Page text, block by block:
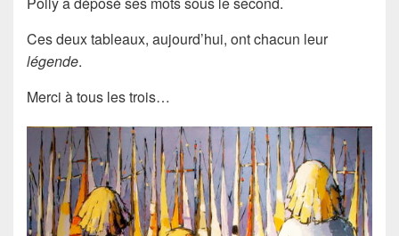
Ces deux tableaux, aujourd’hui, ont chacun leur
légende.
Merci à tous les trois…